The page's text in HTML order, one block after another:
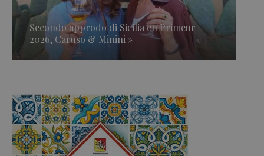
Secondo approdo di Sicilia en Primeur
2026, Caruso & Minini »